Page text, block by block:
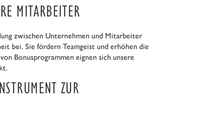
MITARBEITER
zwischen Unternehmen und Mitarbeiter
bei. Sie fördern Teamgeist und erhöhen die
Bonusprogrammen eignen sich unsere
ZUR